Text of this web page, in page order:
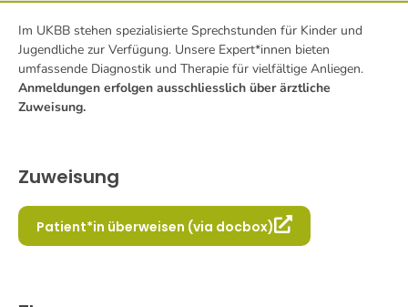
Im UKBB stehen spezialisierte Sprechstunden für Kinder und
Jugendliche zur Verfügung. Unsere Expert*innen bieten
umfassende Diagnostik und Therapie für vielfältige Anliegen.
Anmeldungen erfolgen ausschliesslich über ärztliche
Zuweisung.
Zuweisung
Patient*in überweisen (via docbox)